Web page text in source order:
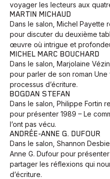
voyager les lecteurs aux
MARTIN MICHAUD
Dans le salon, Michel Payette
pour discuter du deuxième
œuvre où intrigue et
MICHEL MARC BOUCHARD
Dans le salon, Marjolaine
pour parler de son roman
processus d’écriture.
BOGDAN STEFAN
Dans le salon, Philippe Fortin
pour présenter 1989 – Le
l’ont pas vécu.
ANDRÉE-ANNE G. DUFOUR
Dans le salon, Shannon
Anne G. Dufour pour
partager les réflexions qui
d’écriture.